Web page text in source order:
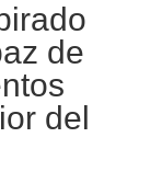
de
del